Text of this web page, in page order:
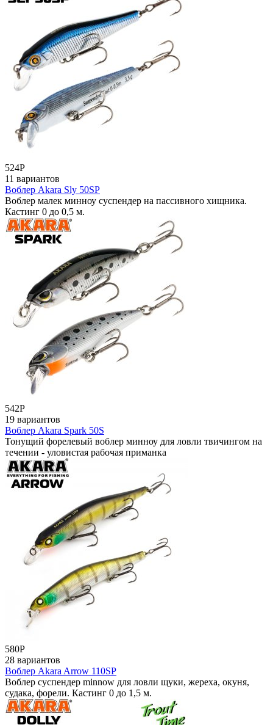
524Р
11 вариантов
Воблер Akara Sly 50SP
Воблер малек минноу суспендер на пассивного хищника.
Кастинг 0 до 0,5 м.
542Р
19 вариантов
Воблер Akara Spark 50S
Тонущий форелевый воблер минноу для ловли твичингом на
течении - уловистая рабочая приманка
580Р
28 вариантов
Воблер Akara Arrow 110SP
Воблер суспендер minnow для ловли щуки, жереха, окуня,
судака, форели. Кастинг 0 до 1,5 м.